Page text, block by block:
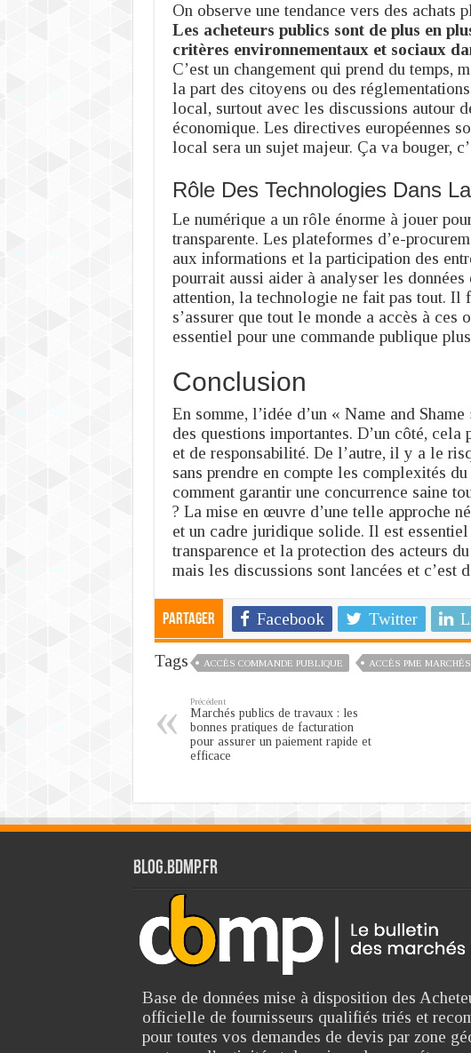
On observe une tendance vers des achats
Les acheteurs publics sont de plus en
critères environnementaux et sociaux
C’est un changement qui prend du temps,
la part des citoyens ou des
local, surtout avec les discussions autour
économique. Les directives européennes
local sera un sujet majeur. Ça va bouger,
Rôle Des Technologies Dans
Le numérique a un rôle énorme à jouer
transparente. Les plateformes d’e-
aux informations et la participation des
pourrait aussi aider à analyser les
attention, la technologie ne fait pas tout. Il
s’assurer que tout le monde a accès à ces
essentiel pour une commande publique
Conclusion
En somme, l’idée d’un « Name and
des questions importantes. D’un côté,
et de responsabilité. De l’autre, il y a le
sans prendre en compte les complexités
comment garantir une concurrence saine
? La mise en œuvre d’une telle approche
et un cadre juridique solide. Il est
transparence et la protection des acteurs
mais les discussions sont lancées et c’est
Partager Facebook Twitter
Tags ACCÈS COMMANDE PUBLIQUE ACCÈS PME
Précédent
Marchés publics de travaux : les
bonnes pratiques de facturation
pour assurer un paiement rapide et
efficace
Blog.bdmp.fr
Base de données mise à disposition des
officielle de fournisseurs qualifiés triés et
pour toutes vos demandes de devis par zone